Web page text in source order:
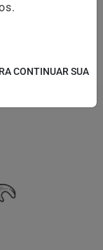
CONTINUAR SUA